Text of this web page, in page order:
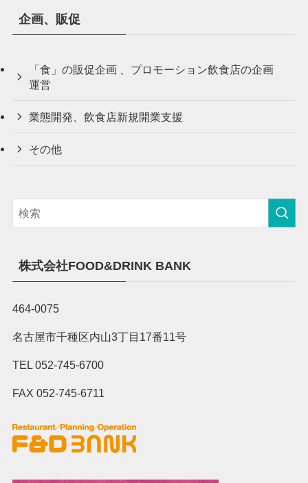
企画、販促
「食」の販促企画 、プロモーション飲食店の企画
運営
業態開発、飲食店新規開業支援
その他
株式会社FOOD&DRINK BANK
464-0075
名古屋市千種区内山3丁目17番11号
TEL 052-745-6700
FAX 052-745-6711